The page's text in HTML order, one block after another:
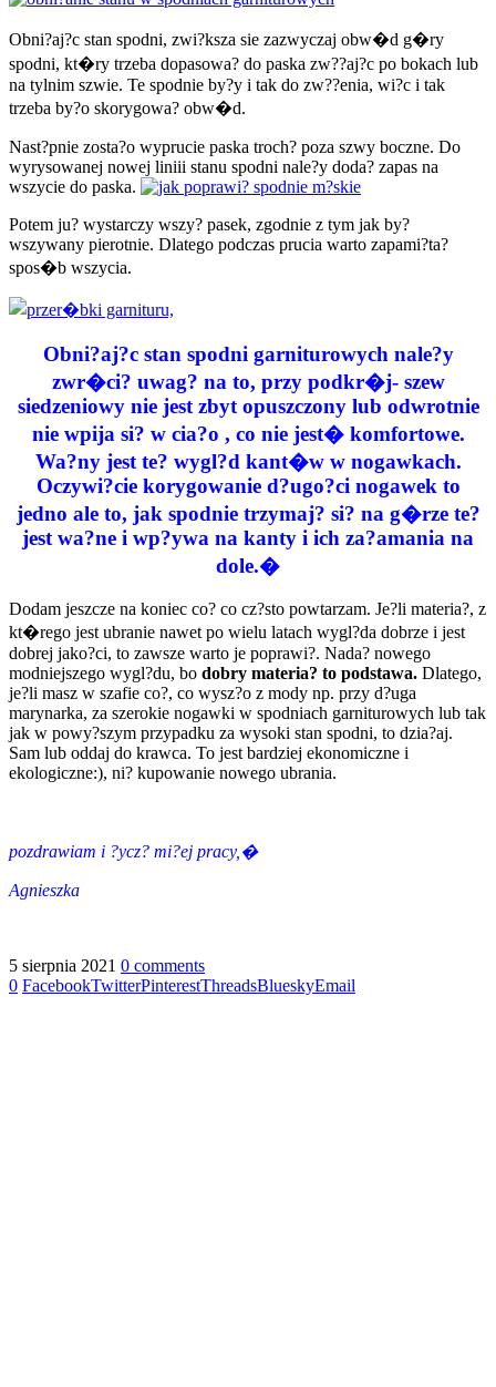
Obni?aj?c stan spodni, zwi?ksza sie zazwyczaj obw�d g�ry
spodni, kt�ry trzeba dopasowa? do paska zw??aj?c po bokach lub
na tylnim szwie. Te spodnie by?y i tak do zw??enia, wi?c i tak
trzeba by?o skorygowa? obw�d.
Nast?pnie zosta?o wyprucie paska troch? poza szwy boczne. Do
wyrysowanej nowej liniii stanu spodni nale?y doda? zapas na
wszycie do paska.
Potem ju? wystarczy wszy? pasek, zgodnie z tym jak by?
wszywany pierotnie. Dlatego podczas prucia warto zapami?ta?
spos�b wszycia.
Obni?aj?c stan spodni garniturowych nale?y
zwr�ci? uwag? na to, przy podkr�j- szew
siedzeniowy nie jest zbyt opuszczony lub odwrotnie
nie wpija si? w cia?o , co nie jest� komfortowe.
Wa?ny jest te? wygl?d kant�w w nogawkach.
Oczywi?cie korygowanie d?ugo?ci nogawek to
jedno ale to, jak spodnie trzymaj? si? na g�rze te?
jest wa?ne i wp?ywa na kanty i ich za?amania na
dole.�
Dodam jeszcze na koniec co? co cz?sto powtarzam. Je?li materia?, z
kt�rego jest ubranie nawet po wielu latach wygl?da dobrze i jest
dobrej jako?ci, to zawsze warto je poprawi?. Nada? nowego
modniejszego wygl?du, bo dobry materia? to podstawa. Dlatego,
je?li masz w szafie co?, co wysz?o z mody np. przy d?uga
marynarka, za szerokie nogawki w spodniach garniturowych lub tak
jak w powy?szym przypadku za wysoki stan spodni, to dzia?aj.
Sam lub oddaj do krawca. To jest bardziej ekonomiczne i
ekologiczne:), ni? kupowanie nowego ubrania.
pozdrawiam i ?ycz? mi?ej pracy,�
Agnieszka
5 sierpnia 2021 0 comments
0 FacebookTwitterPinterestThreadsBlueskyEmail